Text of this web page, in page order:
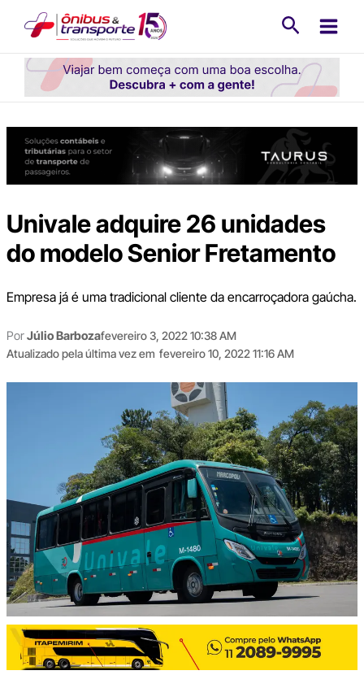
conteúdo
Univale adquire 26 unidades
do modelo Senior Fretamento
Empresa já é uma tradicional cliente da encarroçadora gaúcha.
PorJúlio Barbozafevereiro 3, 2022 10:38 AM
Atualizado pela última vez em fevereiro 10, 2022 11:16 AM